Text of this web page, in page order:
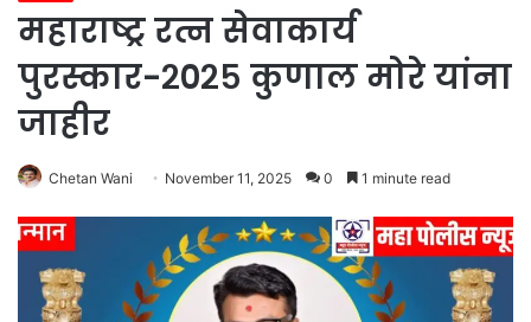
महाराष्ट्र रत्न सेवाकार्य
पुरस्कार-२०२५ कुणाल मोरे यांना
जाहीर
Chetan Wani November 11, 2025 0 1 minute read